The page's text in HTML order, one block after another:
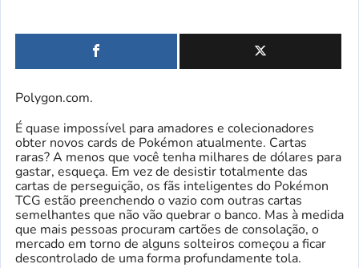
Polygon.com.
É quase impossível para amadores e colecionadores
obter novos cards de Pokémon atualmente. Cartas
raras? A menos que você tenha milhares de dólares para
gastar, esqueça. Em vez de desistir totalmente das
cartas de perseguição, os fãs inteligentes do Pokémon
TCG estão preenchendo o vazio com outras cartas
semelhantes que não vão quebrar o banco. Mas à medida
que mais pessoas procuram cartões de consolação, o
mercado em torno de alguns solteiros começou a ficar
descontrolado de uma forma profundamente tola.